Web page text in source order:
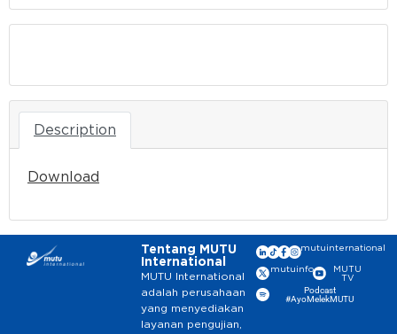
Description
Download
Tentang MUTU
International
MUTU International
adalah perusahaan
yang menyediakan
layanan pengujian,
mutuinternational
mutuinfo
MUTU
TV
Podcast
#AyoMelekMUTU